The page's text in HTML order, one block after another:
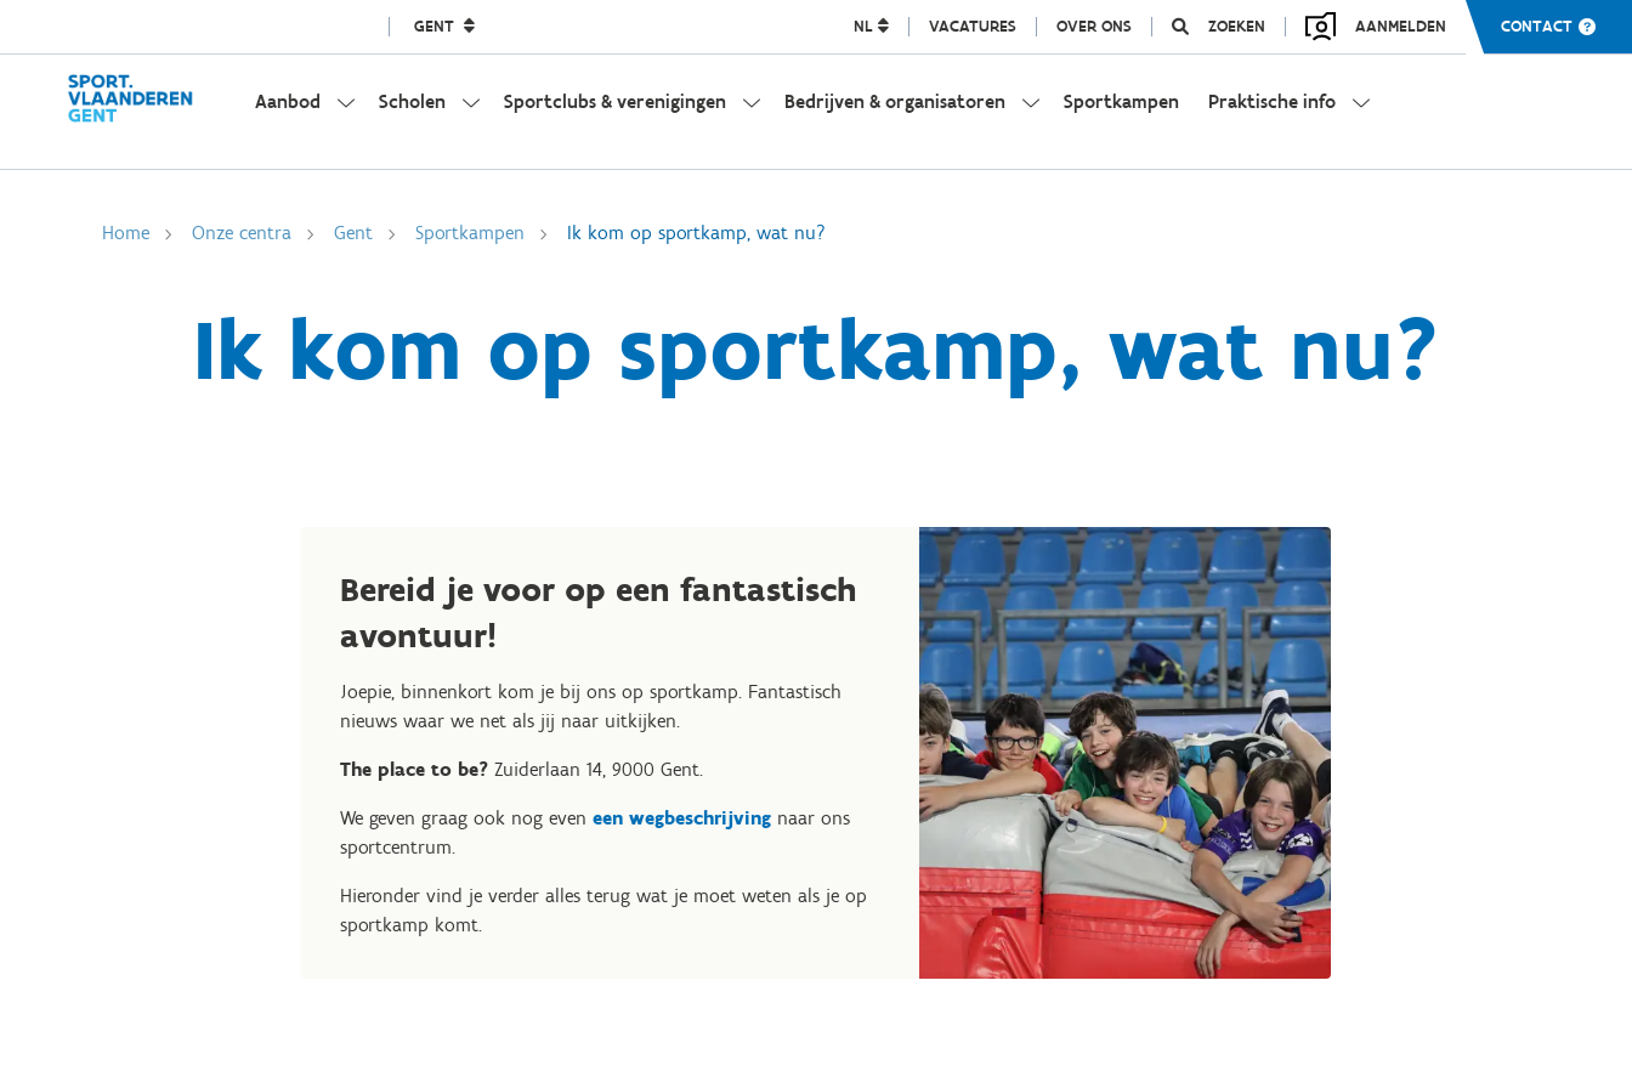
GENT NL VACATURES OVER ONS ZOEKEN AANMELDEN CONTACT
Aanbod Scholen Sportclubs & verenigingen Bedrijven & organisatoren Sportkampen Praktische info
Home Onze centra Gent Sportkampen Ik kom op sportkamp, wat nu?
Ik kom op sportkamp, wat nu?
Bereid je voor op een fantastisch
avontuur!
Joepie, binnenkort kom je bij ons op sportkamp. Fantastisch
nieuws waar we net als jij naar uitkijken.
The place to be? Zuiderlaan 14, 9000 Gent.
We geven graag ook nog even een wegbeschrijving naar ons
sportcentrum.
Hieronder vind je verder alles terug wat je moet weten als je op
sportkamp komt.